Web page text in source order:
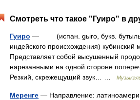
Смотреть что такое "Гуиро" в
Гуиро — (испан. gьiro, букв. бутыль
индейского происхождения) кубинский
Представляет собой высушенный
нарезанными на одной стороне
Резкий, скрежещущий звук… …
Меренге — Направление: